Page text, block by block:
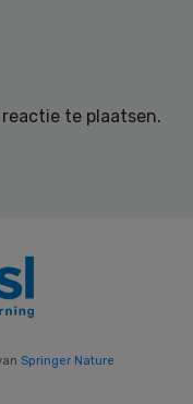
reactie te plaatsen.
Springer Nature